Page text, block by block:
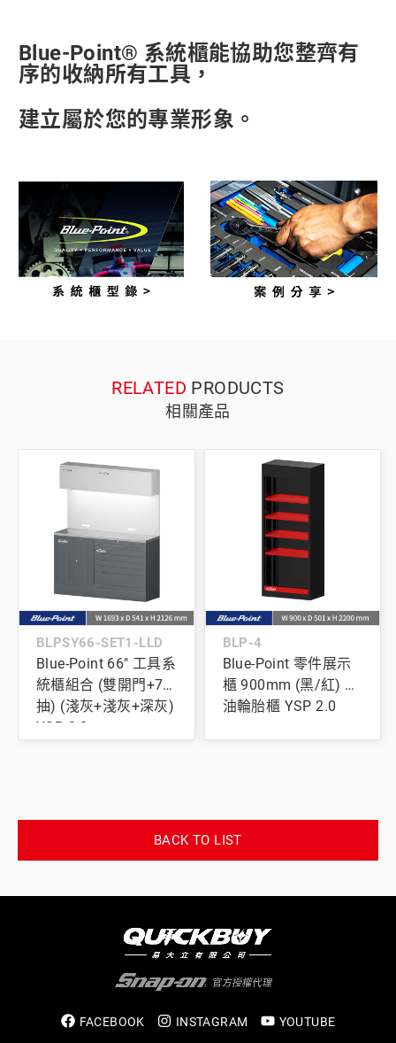
Blue-Point® 系統櫃能協助您整齊有
序的收納所有工具，
建立屬於您的專業形象。
RELATED PRODUCTS
相關產品
BLPSY66-SET1-LLD
Blue-Point 66" 工具系
統櫃組合 (雙開門+7
抽) (淺灰+淺灰+深灰)
YSP 2.0
BLP-4
Blue-Point 零件展示
櫃 900mm (黑/紅) 機
油輪胎櫃 YSP 2.0
BACK TO LIST
FACEBOOK INSTAGRAM YOUTUBE